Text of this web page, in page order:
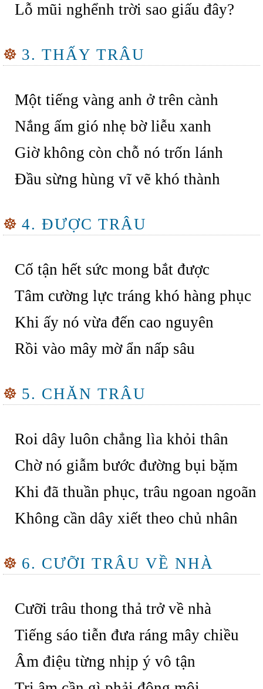
Lỗ mũi nghểnh trời sao giấu đây?
☸ 3. THẤY TRÂU
Một tiếng vàng anh ở trên cành
Nắng ấm gió nhẹ bờ liễu xanh
Giờ không còn chỗ nó trốn lánh
Đầu sừng hùng vĩ vẽ khó thành
☸ 4. ĐƯỢC TRÂU
Cố tận hết sức mong bắt được
Tâm cường lực tráng khó hàng phục
Khi ấy nó vừa đến cao nguyên
Rồi vào mây mờ ẩn nấp sâu
☸ 5. CHĂN TRÂU
Roi dây luôn chẳng lìa khỏi thân
Chờ nó giẫm bước đường bụi bặm
Khi đã thuần phục, trâu ngoan ngoãn
Không cần dây xiết theo chủ nhân
☸ 6. CƯỠI TRÂU VỀ NHÀ
Cưỡi trâu thong thả trở về nhà
Tiếng sáo tiễn đưa ráng mây chiều
Âm điệu từng nhịp ý vô tận